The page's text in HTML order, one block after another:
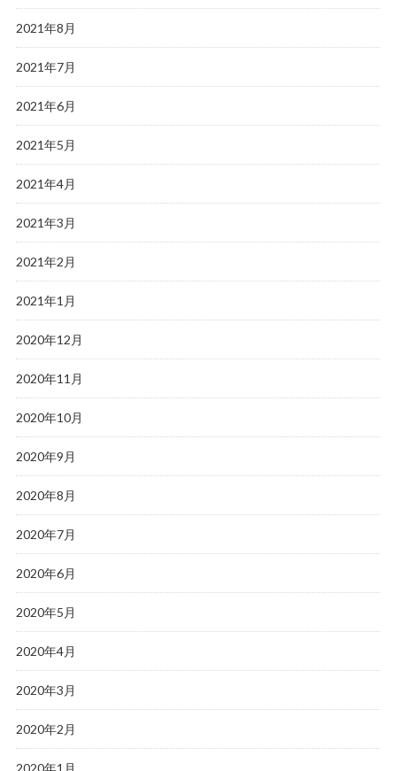
2021年8月
2021年7月
2021年6月
2021年5月
2021年4月
2021年3月
2021年2月
2021年1月
2020年12月
2020年11月
2020年10月
2020年9月
2020年8月
2020年7月
2020年6月
2020年5月
2020年4月
2020年3月
2020年2月
2020年1月